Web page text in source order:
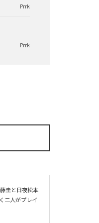
Prrk
Prrk
圭と日夜松本
二人がプレイ